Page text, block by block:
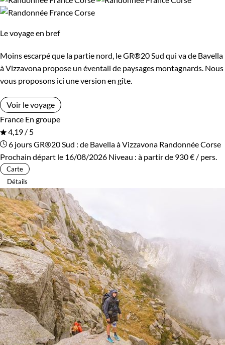
Bivouac, sous tente Refuge, gîte, dortoir
Standard
Itinérance
Itinérant
Le voyage en bref
Moins escarpé que la partie nord, le GR®20 Sud qui va de Bavella
à Vizzavona propose un éventail de paysages montagnards. Nous
vous proposons ici une version en gîte.
Voir le voyage
France En groupe
4,19 / 5
6 joursGR®20 Sud : de Bavella à Vizzavona Randonnée Corse
Prochain départ le 16/08/2026 Niveau : à partir de 930 € / pers.
Carte
Détails